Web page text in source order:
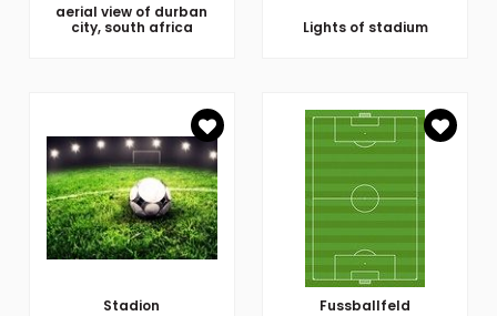
aerial view of durban
city, south africa
Lights of stadium
Stadion Fussballfeld